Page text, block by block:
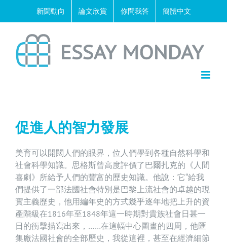
新聞動向 論文欣賞 你問我答 簡體中文
促進人的智力發展
美育可以開闊人們的眼界，位人們學到各種自然科學和
社會科學知識。思格斯曾高度評價了巴爾扎克的《人間
喜劇》所給予人們的豐富的歷史知識。他說：它“給我
們提供了一部法國社會特別是巴黎上流社會的卓越的現
實主義歷史，他用編年史的方式幾乎逐年地把上升的資
產階級在1816年至1848年這一時期對貴族社會日甚一
日的衝擊描寫出來，……在這幅中心圖畫的四周，他匯
集廠法國社會的全部歷史，我從這裡，甚至在經濟細節